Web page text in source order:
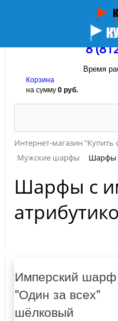
8
Время
Корзина
на сумму0 руб.
Интернет-магазин "Купить
Мужские шарфы
Шарфы
Шарфы с
Имперский шарф
"Один за всех"
шёлковый